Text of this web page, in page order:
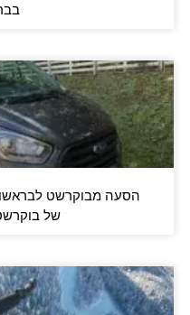
הסעה מבוקרשט
של